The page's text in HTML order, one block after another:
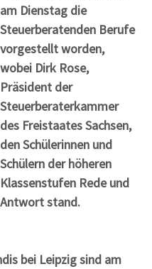
am Dienstag die
Steuerberatenden Berufe
vorgestellt worden,
wobei Dirk Rose,
Präsident der
Steuerberaterkammer
des Freistaates Sachsen,
den Schülerinnen und
Schülern der höheren
Klassenstufen Rede und
Antwort stand.
bei Leipzig sind am